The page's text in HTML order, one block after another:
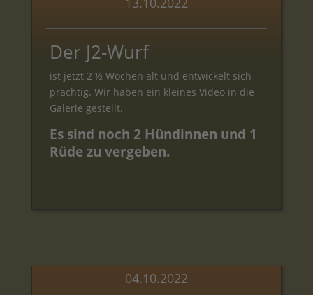
Der J2-Wurf
ist jetzt 2 ½ Wochen alt und entwickelt sich
prächtig. Wir haben ein kleines Video in die
Galerie gestellt.
Es sind noch 2 Hündinnen und 1
Rüde zu vergeben.
04.10.2022